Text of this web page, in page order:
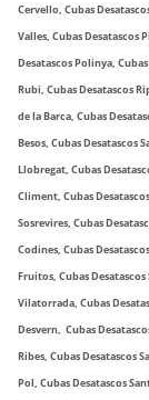
Cervello,Cubas
Valles,CubasDesatascos
DesatascosPolinya,
Rubi,CubasDesatascos
de la Barca,Cubas
Besos,CubasDesatascos
Llobregat,Cubas
Climent,Cubas
Sosrevires,Cubas
Codines,Cubas
Fruitos,CubasDesatascos
Vilatorrada,Cubas
Desvern, Cubas
Ribes,CubasDesatascos
Pol,CubasDesatascos